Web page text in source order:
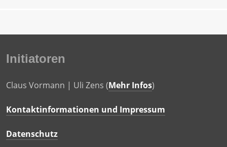
Initiatoren
Claus Vormann | Uli Zens (Mehr Infos)
Kontaktinformationen und Impressum
Datenschutz